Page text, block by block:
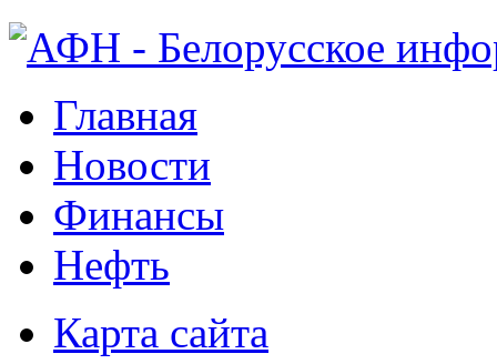
Главная
Новости
Финансы
Нефть
Карта сайта